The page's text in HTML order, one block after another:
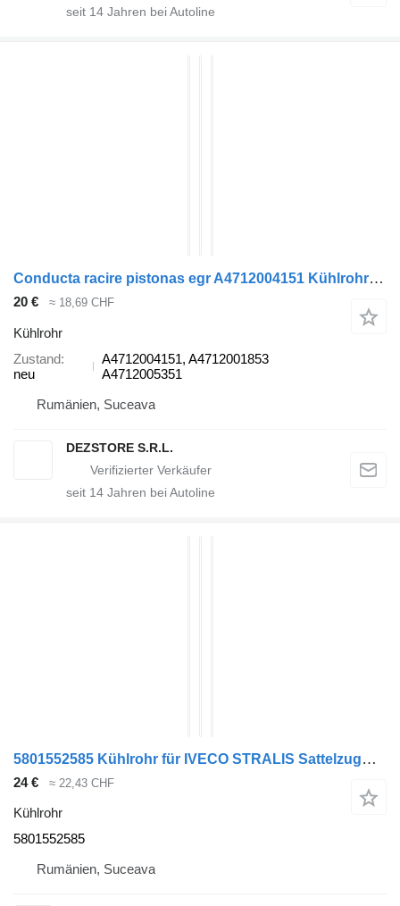
seit 14 Jahren bei Autoline
Conducta racire pistonas egr A4712004151 Kühlrohr für Mercedes-Benz ACTROS MP4 Sattelzugmaschine
20 € ≈ 18,69 CHF
Kühlrohr
Zustand
neu
A4712004151, A4712001853
A4712005351
Rumänien, Suceava
DEZSTORE S.R.L.
seit 14 Jahren bei Autoline
5801552585 Kühlrohr für IVECO STRALIS Sattelzugmaschine
24 € ≈ 22,43 CHF
Kühlrohr
5801552585
Rumänien, Suceava